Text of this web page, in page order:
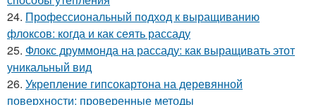
24. Профессиональный подход к выращиванию
флоксов: когда и как сеять рассаду
25. Флокс друммонда на рассаду: как выращивать этот
уникальный вид
26. Укрепление гипсокартона на деревянной
поверхности: проверенные методы